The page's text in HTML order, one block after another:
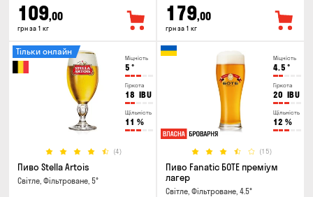
109,00
грн за 1 кг
179,00
грн за 1 кг
Міцність
5 °
Гіркота
18 IBU
Щільність
11 %
(4)
Тільки онлайн
Пиво Stella Artois
Світле, Фільтроване, 5°
Міцність
4.5 °
Гіркота
20 IBU
Щільність
12 %
(15)
Пиво Fanatic БОТЕ преміум
лагер
Світле, Фільтроване, 4.5°